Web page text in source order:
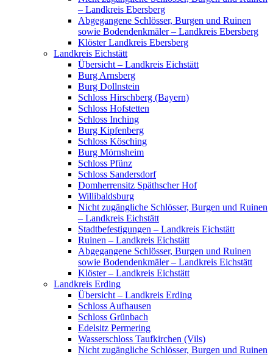
– Landkreis Ebersberg
Abgegangene Schlösser, Burgen und Ruinen
sowie Bodendenkmäler – Landkreis Ebersberg
Klöster Landkreis Ebersberg
Landkreis Eichstätt
Übersicht – Landkreis Eichstätt
Burg Arnsberg
Burg Dollnstein
Schloss Hirschberg (Bayern)
Schloss Hofstetten
Schloss Inching
Burg Kipfenberg
Schloss Kösching
Burg Mörnsheim
Schloss Pfünz
Schloss Sandersdorf
Domherrensitz Späthscher Hof
Willibaldsburg
Nicht zugängliche Schlösser, Burgen und Ruinen
– Landkreis Eichstätt
Stadtbefestigungen – Landkreis Eichstätt
Ruinen – Landkreis Eichstätt
Abgegangene Schlösser, Burgen und Ruinen
sowie Bodendenkmäler – Landkreis Eichstätt
Klöster – Landkreis Eichstätt
Landkreis Erding
Übersicht – Landkreis Erding
Schloss Aufhausen
Schloss Grünbach
Edelsitz Permering
Wasserschloss Taufkirchen (Vils)
Nicht zugängliche Schlösser, Burgen und Ruinen